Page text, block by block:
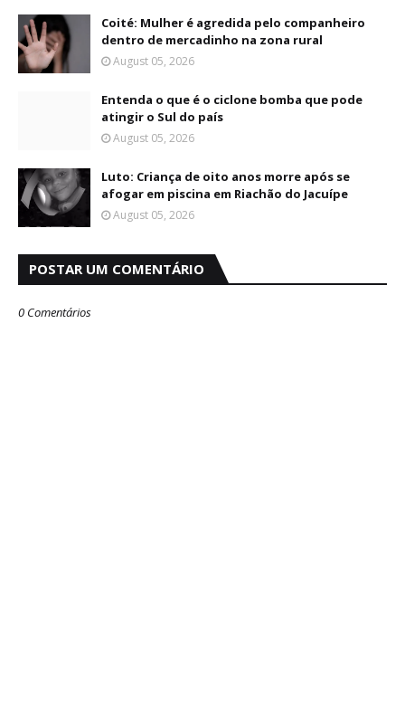
Coité: Mulher é agredida pelo companheiro
dentro de mercadinho na zona rural
August 05, 2026
Entenda o que é o ciclone bomba que pode
atingir o Sul do país
August 05, 2026
Luto: Criança de oito anos morre após se
afogar em piscina em Riachão do Jacuípe
August 05, 2026
POSTAR UM COMENTÁRIO
0 Comentários